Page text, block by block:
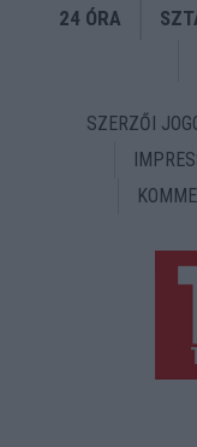
24 ÓRA
SZERZŐI